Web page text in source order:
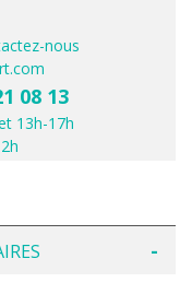
nous
08 13
13h-17h